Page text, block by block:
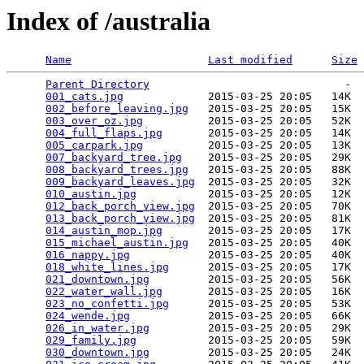
Index of /australia
Name Last modified Size
Parent Directory
                              -
001_cats.jpg
             2015-03-25 20:05   14K
002_before_leaving.jpg
   2015-03-25 20:05   15K
003_over_oz.jpg
          2015-03-25 20:05   52K
004_full_flaps.jpg
       2015-03-25 20:05   14K
005_carpark.jpg
          2015-03-25 20:05   13K
007_backyard_tree.jpg
    2015-03-25 20:05   29K
008_backyard_trees.jpg
   2015-03-25 20:05   88K
009_backyard_leaves.jpg
  2015-03-25 20:05   32K
010_austin.jpg
           2015-03-25 20:05   12K
012_back_porch_view.jpg
  2015-03-25 20:05   70K
013_back_porch_view.jpg
  2015-03-25 20:05   81K
014_austin_mop.jpg
       2015-03-25 20:05   17K
015_michael_austin.jpg
   2015-03-25 20:05   40K
016_nappy.jpg
            2015-03-25 20:05   40K
018_white_lines.jpg
      2015-03-25 20:05   17K
021_downtown.jpg
         2015-03-25 20:05   56K
022_water_wall.jpg
       2015-03-25 20:05   16K
023_no_confetti.jpg
      2015-03-25 20:05   53K
024_wende.jpg
            2015-03-25 20:05   66K
026_in_water.jpg
         2015-03-25 20:05   29K
029_family.jpg
           2015-03-25 20:05   59K
030_downtown.jpg
         2015-03-25 20:05   24K